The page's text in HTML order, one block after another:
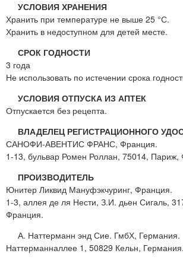
УСЛОВИЯ ХРАНЕНИЯ
Хранить при температуре не выше 25 °С.
Хранить в недоступном для детей месте.
СРОК ГОДНОСТИ
3 года
Не использовать по истечении срока
УСЛОВИЯ ОТПУСКА ИЗ АПТЕК
Отпускается без рецепта.
ВЛАДЕЛЕЦ РЕГИСТРАЦИОННОГО
САНОФИ-АВЕНТИС ФРАНС, Франция.
1-13, бульвар Ромен Роллан, 75014, Париж,
ПРОИЗВОДИТЕЛЬ
Юнитер Ликвид Мануфэкчуринг, Франция.
1-3, аллея де ля Нести, З.И. дьен Сигаль,
Франция.
А. Наттерманн энд Сие. ГмбХ, Германия.
Наттерманналлее 1, 50829 Кельн, Германия.